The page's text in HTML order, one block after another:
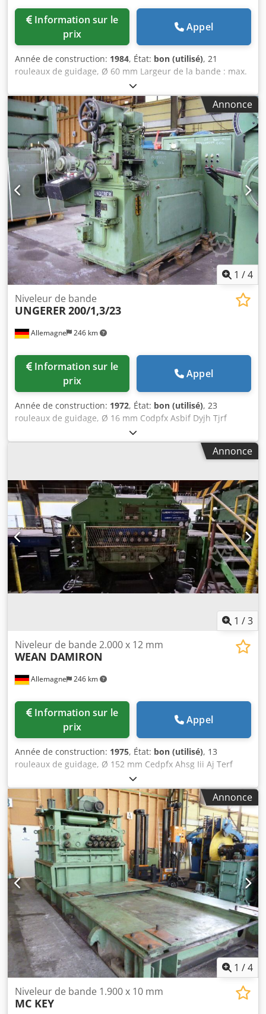
prix
Appel
Année de construction: 1984, État: bon (utilisé), 21
rouleaux de guidage, Ø 60 mm Largeur de la bande : max.
1 250 mm Crjdperrl Uofx Ah Tof Épaisseur de la bande : 0,6
- 4 mm
Annonce
1 /4
Allemagne 246 km
Niveleur de bande
UNGERER200/1,3/23
prix
Appel
Année de construction: 1972, État: bon (utilisé), 23
rouleaux de guidage, Ø 16 mm Codpfx Asbif Dyjh Tjrf
Largeur de la bande : 170 mm Épaisseur de la bande : 0,2
– 1,3 mm
Annonce
1 /3
Allemagne 246 km
Niveleur de bande 2.000 x 12 mm
WEAN DAMIRON
prix
Appel
Année de construction: 1975, État: bon (utilisé), 13
rouleaux de guidage, Ø 152 mm Cedpfx Ahsg Iii Aj Terf
Largeur de la bande : 500 à 2 000 mm Épaisseur de la
bande : maximum 12 mm
Annonce
1 /4
Niveleur de bande 1.900 x 10 mm
MC KEY